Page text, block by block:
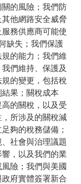
的風險；我們防
他網路安全威脅
務供應商可能使
缺失；我們保護
的能力；我們維
們維持、保護及
的變更，包括稅
果；關稅成本
高的關稅，以及受
所涉及的關稅減
夠的稅務儲備；
社會與治理議題
，以及我們的業
險；我們與美國
府實體簽署新合